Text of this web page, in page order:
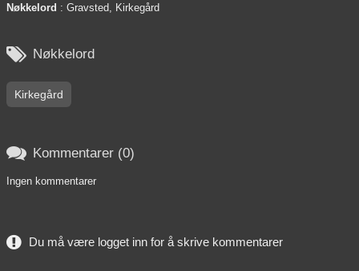
Nøkkelord : Gravsted, Kirkegård
 Nøkkelord
Kirkegård
 Kommentarer (0)
Ingen kommentarer
Du må være logget inn for å skrive kommentarer